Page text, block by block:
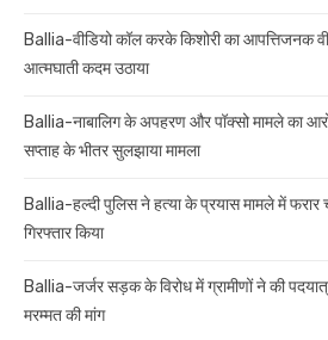
Ballia-वीडियो कॉल करके किशोरी का आपत्तिजनक
आत्मघाती कदम उठाया
Ballia-नाबालिग के अपहरण और पॉक्सो मामले का
सप्ताह के भीतर सुलझाया मामला
Ballia-हल्दी पुलिस ने हत्या के प्रयास मामले में फरार
गिरफ्तार किया
Ballia-जर्जर सड़क के विरोध में ग्रामीणों ने की
मरम्मत की मांग